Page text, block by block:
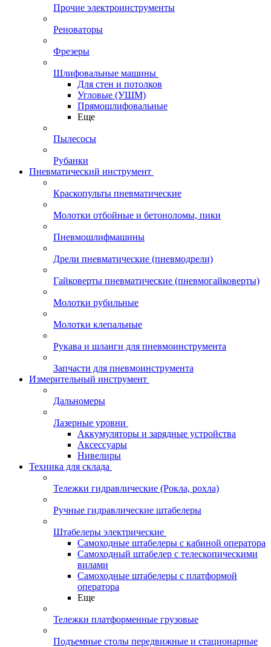
Прочие электроинструменты
Реноваторы
Фрезеры
Шлифовальные машины
Для стен и потолков
Угловые (УШМ)
Прямошлифовальные
Еще
Пылесосы
Рубанки
Пневматический инструмент
Краскопульты пневматические
Молотки отбойные и бетоноломы, пики
Пневмошлифмашины
Дрели пневматические (пневмодрели)
Гайковерты пневматические (пневмогайковерты)
Молотки рубильные
Молотки клепальные
Рукава и шланги для пневмоинструмента
Запчасти для пневмоинструмента
Измерительный инструмент
Дальномеры
Лазерные уровни
Аккумуляторы и зарядные устройства
Аксессуары
Нивелиры
Техника для склада
Тележки гидравлические (Рокла, рохла)
Ручные гидравлические штабелеры
Штабелеры электрические
Самоходные штабелеры с кабиной оператора
Самоходный штабелер с телескопическими
вилами
Самоходные штабелеры с платформой
оператора
Еще
Тележки платформенные грузовые
Подъемные столы передвижные и стационарные